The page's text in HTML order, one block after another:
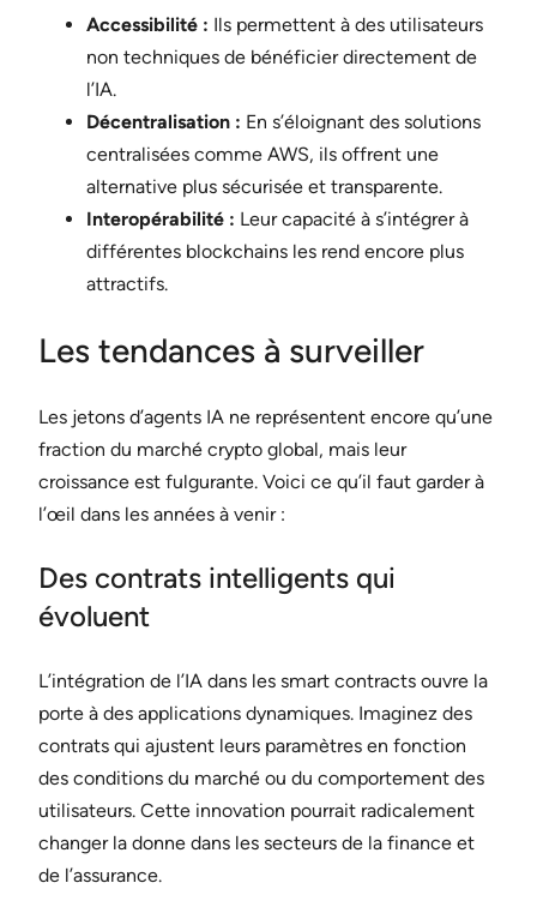
Accessibilité : Ils permettent à des utilisateurs
non techniques de bénéficier directement de
l’IA.
Décentralisation : En s’éloignant des solutions
centralisées comme AWS, ils offrent une
alternative plus sécurisée et transparente.
Interopérabilité : Leur capacité à s’intégrer à
différentes blockchains les rend encore plus
attractifs.
Les tendances à surveiller
Les jetons d’agents IA ne représentent encore qu’une
fraction du marché crypto global, mais leur
croissance est fulgurante. Voici ce qu’il faut garder à
l’œil dans les années à venir :
Des contrats intelligents qui
évoluent
L’intégration de l’IA dans les smart contracts ouvre la
porte à des applications dynamiques. Imaginez des
contrats qui ajustent leurs paramètres en fonction
des conditions du marché ou du comportement des
utilisateurs. Cette innovation pourrait radicalement
changer la donne dans les secteurs de la finance et
de l’assurance.